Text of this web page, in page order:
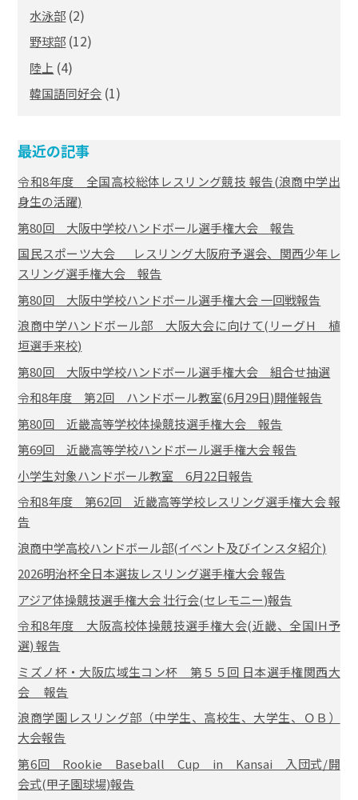
水泳部 (2)
野球部 (12)
陸上 (4)
韓国語同好会 (1)
最近の記事
令和8年度 全国高校総体レスリング競技 報告(浪商中学出
身生の活躍)
第80回 大阪中学校ハンドボール選手権大会 報告
国民スポーツ大会 レスリング大阪府予選会、関西少年レ
スリング選手権大会 報告
第80回 大阪中学校ハンドボール選手権大会 一回戦報告
浪商中学ハンドボール部 大阪大会に向けて(リーグH 植
垣選手来校)
第80回 大阪中学校ハンドボール選手権大会 組合せ抽選
令和8年度 第2回 ハンドボール教室(6月29日)開催報告
第80回 近畿高等学校体操競技選手権大会 報告
第69回 近畿高等学校ハンドボール選手権大会 報告
小学生対象ハンドボール教室 6月22日報告
令和8年度 第62回 近畿高等学校レスリング選手権大会 報
告
浪商中学高校ハンドボール部(イベント及びインスタ紹介)
2026明治杯全日本選抜レスリング選手権大会 報告
アジア体操競技選手権大会 壮行会(セレモニー)報告
令和8年度 大阪高校体操競技選手権大会(近畿、全国IH予
選) 報告
ミズノ杯・大阪広域生コン杯 第５５回 日本選手権関西大
会 報告
浪商学園レスリング部（中学生、高校生、大学生、ＯＢ）
大会報告
第6回 Rookie Baseball Cup in Kansai 入団式/開
会式(甲子園球場)報告